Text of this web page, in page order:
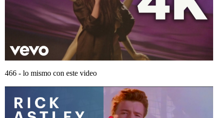
466 - lo mismo con este video